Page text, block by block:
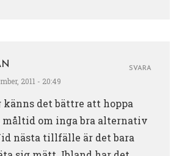
2011 - 20:49
känns det bättre att hoppa
måltid om inga bra alternativ
nästa tillfälle är det bara
SVARA